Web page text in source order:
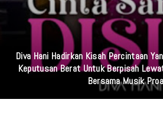
Diva Hani Hadirkan Kisah Percintaan
Keputusan Berat Untuk Berpisah Lewat
Bersama Musik